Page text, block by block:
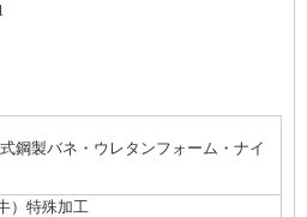
鋼製バネ・ウレタンフォーム・ナイ
）特殊加工